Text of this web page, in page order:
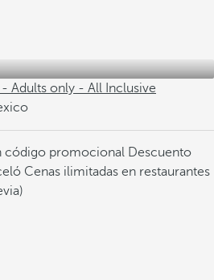
Adults only - All Inclusive
código promocional Descuento
Cenas ilimitadas en restaurantes